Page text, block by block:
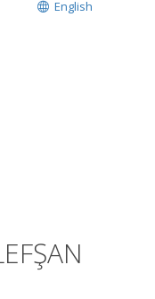
English